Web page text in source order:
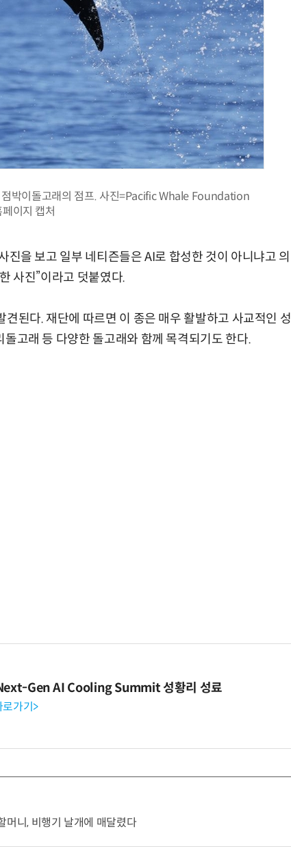
박이돌고래의 점프. 사진=Pacific Whale Foundation
페이지 캡처
을 보고 일부 네티즌들은 AI로 합성한 것이 아니냐고 의
사진”이라고 덧붙였다.
된다. 재단에 따르면 이 종은 매우 활발하고 사교적인 성
고래 등 다양한 돌고래와 함께 목격되기도 한다.
Gen AI Cooling Summit 성황리 성료
가기>
니, 비행기 날개에 매달렸다